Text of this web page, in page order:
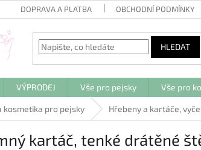
DOPRAVA A PLATBA OBCHODNÍ PODMÍNKY
HLEDAT
VÝPRODEJ Vše pro pejsky Vše pro
kosmetika pro pejsky Hřebeny a kartáče,
kartáč, tenké drátěné